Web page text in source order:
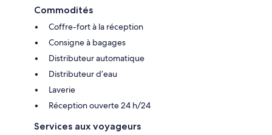
Commodités
Coffre-fort à la réception
Consigne à bagages
Distributeur automatique
Distributeur d’eau
Laverie
Réception ouverte 24 h/24
Services aux voyageurs